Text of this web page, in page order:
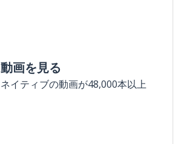
動画を見る
ネイティブの動画が48,000本以上